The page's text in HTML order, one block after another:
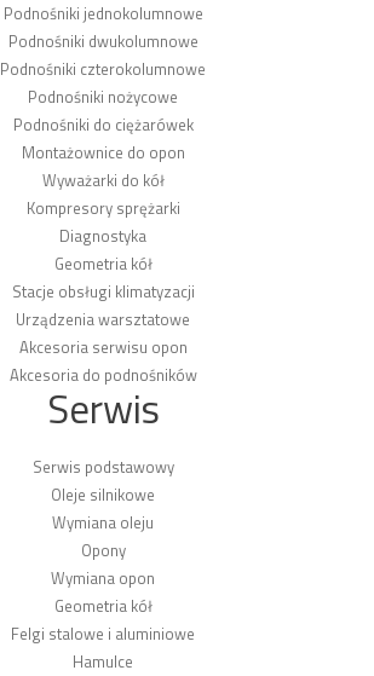
Podnośniki jednokolumnowe
Podnośniki dwukolumnowe
Podnośniki czterokolumnowe
Podnośniki nożycowe
Podnośniki do ciężarówek
Montażownice do opon
Wyważarki do kół
Kompresory sprężarki
Diagnostyka
Geometria kół
Stacje obsługi klimatyzacji
Urządzenia warsztatowe
Akcesoria serwisu opon
Akcesoria do podnośników
Serwis
Serwis podstawowy
Oleje silnikowe
Wymiana oleju
Opony
Wymiana opon
Geometria kół
Felgi stalowe i aluminiowe
Hamulce